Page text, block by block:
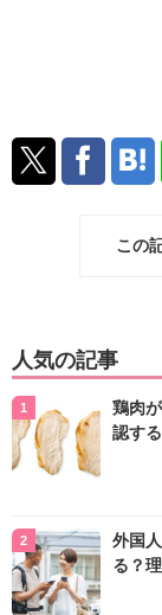
この
人気の記事
鶏肉
認す
外国
る？